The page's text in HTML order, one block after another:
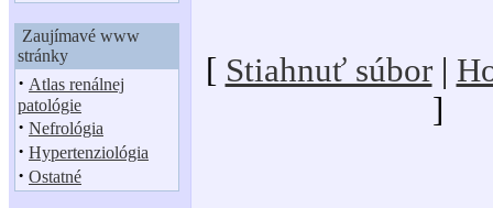
Zaujímavé www
stránky
· Atlas renálnej
patológie
· Nefrológia
· Hypertenziológia
· Ostatné
[ Stiahnuť súbor|
]